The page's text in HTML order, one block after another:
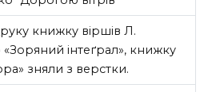
книжку віршів Л.
інтеґрал», книжку
зняли з верстки.